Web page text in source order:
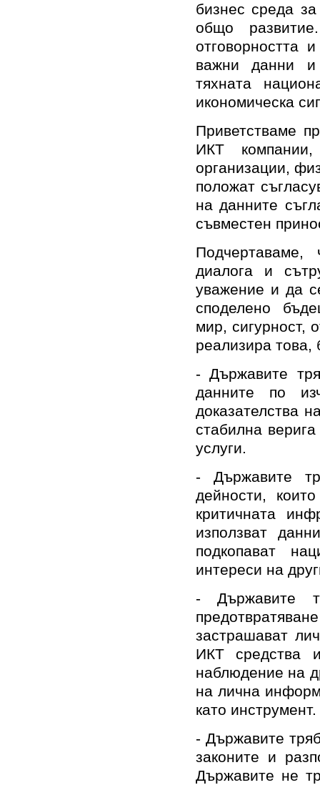
бизнес среда
общо
отговорността
важни данни
тяхната
икономическа
Приветстваме
ИКТ компании,
организации,
положат
на данните
съвместен
диалога и
уважение и да
споделено
мир, сигурност,
реализира
- Държавите
данните по
доказателства
стабилна
услуги.
- Държавите
дейности,
критичната
използват
подкопават
интереси на
- Държавите
застрашават
ИКТ средства
наблюдение на
на лична
като инструмент.
- Държавите
законите и
Държавите не